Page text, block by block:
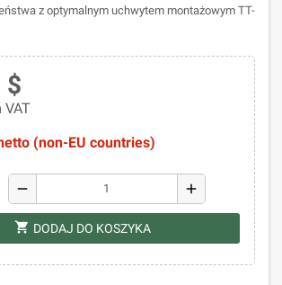
z optymalnym uchwytem montażowym TT-
$
(non-EU countries)
remove add
shopping_cart DODAJ DO KOSZYKA